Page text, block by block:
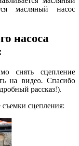
масляный насос
насоса
снять сцепление
на видео. Спасибо
рассказ!).
сцепления: